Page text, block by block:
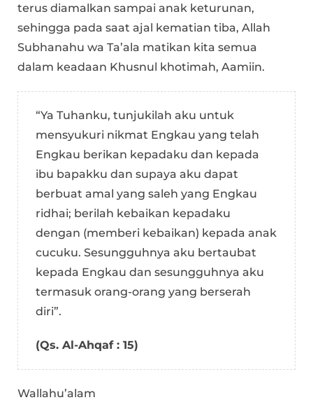
terus diamalkan sampai anak keturunan,
sehingga pada saat ajal kematian tiba, Allah
Subhanahu wa Ta’ala matikan kita semua
dalam keadaan Khusnul khotimah, Aamiin.
“Ya Tuhanku, tunjukilah aku untuk
mensyukuri nikmat Engkau yang telah
Engkau berikan kepadaku dan kepada
ibu bapakku dan supaya aku dapat
berbuat amal yang saleh yang Engkau
ridhai; berilah kebaikan kepadaku
dengan (memberi kebaikan) kepada anak
cucuku. Sesungguhnya aku bertaubat
kepada Engkau dan sesungguhnya aku
termasuk orang-orang yang berserah
diri”.
(Qs. Al-Ahqaf : 15)
Wallahu’alam